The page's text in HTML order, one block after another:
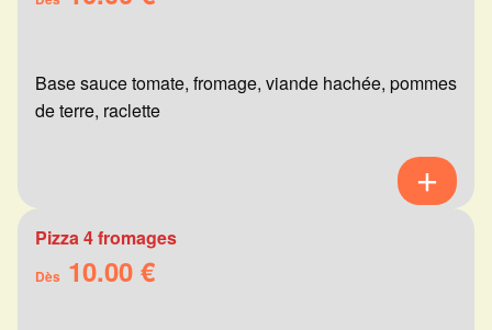
Base sauce tomate, fromage, viande hachée, pommes
de terre, raclette
Pizza 4 fromages
Dès 10.00 €